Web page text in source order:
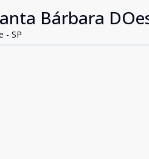
Bárbara
- SP